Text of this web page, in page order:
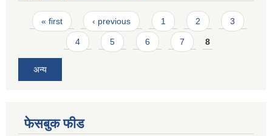
Pages
« first ‹ previous 1 2 3
4 5 6 7 8
अन्य
फेसबुक फीड